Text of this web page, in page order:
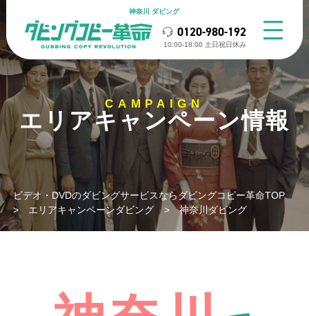
神奈川 ダビング
0120-980-192
10:00-18:00 ⼟⽇祝⽇休み
CAMPAIGN
エリアキャンペーン情報
ビデオ・DVDのダビングサービスならダビングコピー革命TOP
> エリアキャンペーンダビング >神奈川ダビング